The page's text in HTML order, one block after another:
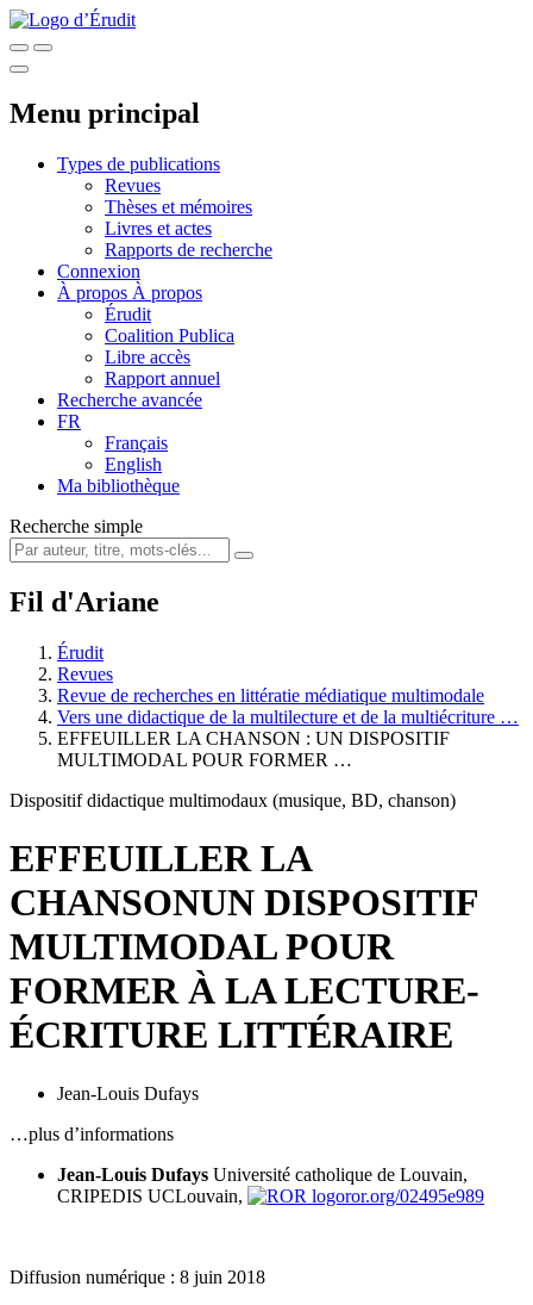
Menu principal
Types de publications
Revues
Thèses et mémoires
Livres et actes
Rapports de recherche
Connexion
À propos À propos
Érudit
Coalition Publica
Libre accès
Rapport annuel
Recherche avancée
FR
Français
English
Ma bibliothèque
Recherche simple
Fil d'Ariane
Érudit
Revues
Revue de recherches en littératie médiatique multimodale
Vers une didactique de la multilecture et de la multiécriture …
EFFEUILLER LA CHANSON : UN DISPOSITIF
MULTIMODAL POUR FORMER …
Dispositif didactique multimodaux (musique, BD, chanson)
EFFEUILLER LA
CHANSONUN DISPOSITIF
MULTIMODAL POUR
FORMER À LA LECTURE-
ÉCRITURE LITTÉRAIRE
Jean-Louis Dufays
…plus d’informations
Jean-Louis Dufays Université catholique de Louvain,
CRIPEDIS UCLouvain, ror.org/02495e989
Diffusion numérique : 8 juin 2018